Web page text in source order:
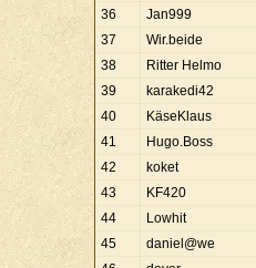
36
Jan999
37
Wir.beide
38
Ritter Helmo
39
karakedi42
40
KäseKlaus
41
Hugo.Boss
42
koket
43
KF420
44
Lowhit
45
daniel@we